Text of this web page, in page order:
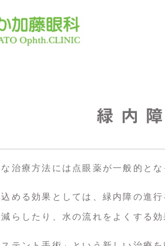
トレンズ・メガネ処方
ドラ
緑内
治療方法には点眼薬が一般的とな
める効果としては、緑内障の進行
らしたり、水の流れをよくする効